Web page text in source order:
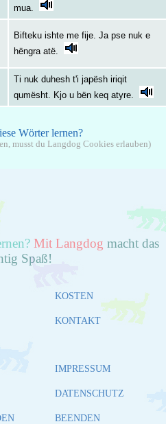
mua.
Bifteku ishte me fije. Ja pse nuk e
hëngra atë.
Ti nuk duhesh t'i japësh iriqit
qumësht. Kjo u bën keq atyre.
Wörter lernen?
musst du Langdog Cookies erlauben)
Mit Langdog macht das
Spaß!
KOSTEN
KONTAKT
IMPRESSUM
DATENSCHUTZ
BEENDEN